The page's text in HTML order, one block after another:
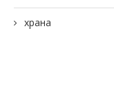
храна